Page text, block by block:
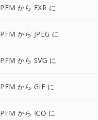
PFM から EXR に
PFM から JPEG に
PFM から SVG に
PFM から GIF に
PFM から ICO に